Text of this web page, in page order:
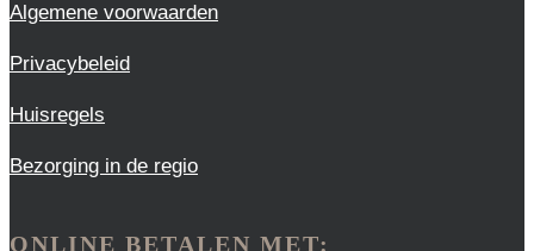
Algemene voorwaarden
Privacybeleid
Huisregels
Bezorging in de regio
ONLINE BETALEN MET: